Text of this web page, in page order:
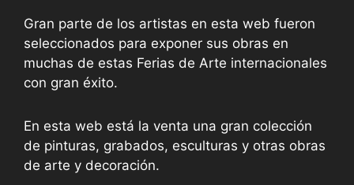
Gran parte de los artistas en esta web fueron
seleccionados para exponer sus obras en
muchas de estas Ferias de Arte internacionales
con gran éxito.
En esta web está la venta una gran colección
de pinturas, grabados, esculturas y otras obras
de arte y decoración.